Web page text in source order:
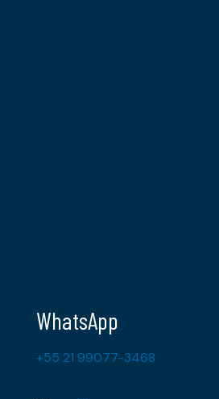
WhatsApp
+55 21 99077-3468